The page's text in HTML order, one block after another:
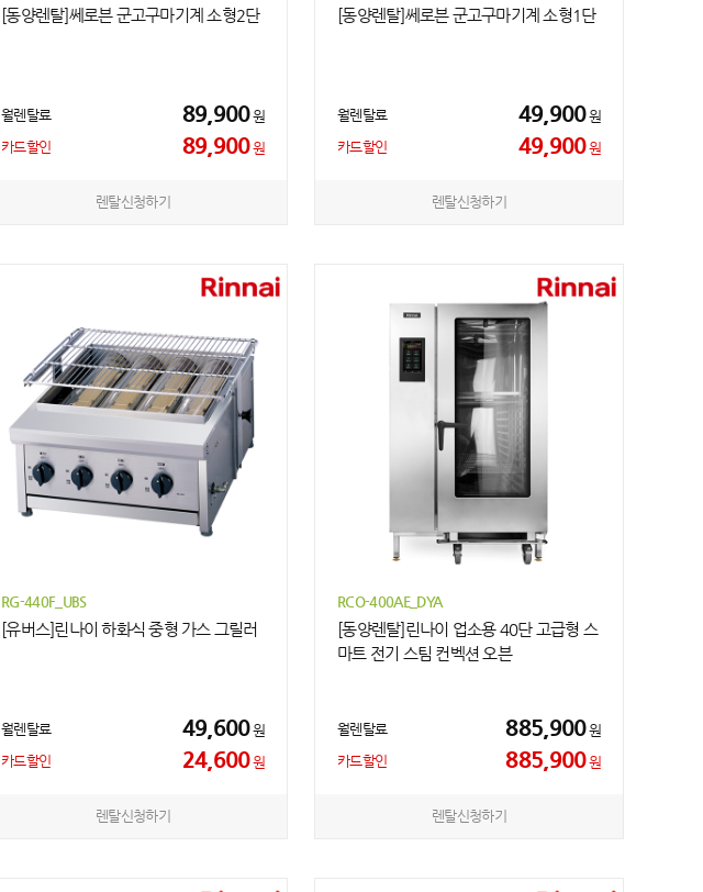
[동양렌탈]쎄로븐 군고구마기계 소형2단
월렌탈료 89,900원
카드할인
89,900원
렌탈신청하기
[동양렌탈]쎄로븐 군고구마기계 소형1단
월렌탈료 49,900원
카드할인
49,900원
렌탈신청하기
RG-440F_UBS
[유버스]린나이 하화식 중형 가스 그릴러
월렌탈료 49,600원
카드할인
24,600원
렌탈신청하기
RCO-400AE_DYA
[동양렌탈]린나이 업소용 40단 고급형 스
마트 전기 스팀 컨벡션 오븐
월렌탈료 885,900원
카드할인
885,900원
렌탈신청하기